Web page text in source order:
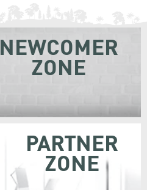
NEWCOMER
ZONE
PARTNER
ZONE